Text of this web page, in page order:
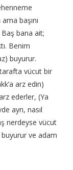
başını
bana ait;
Benim
buyurur.
vücut bir
arz edin)
ederler, (Ya
ayrı, nasıl
nerdeyse vücut
ve adam